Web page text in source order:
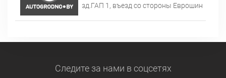
зд.ГАП 1, въезд со стороны Еврошин
Следите за нами в соцсетях